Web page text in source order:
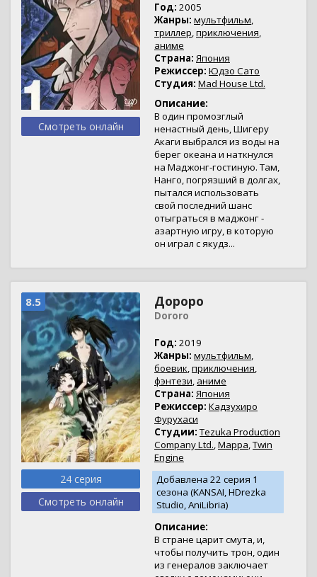
Смотреть онлайн
Год: 2005
Жанры: мультфильм,
триллер,приключения,
аниме
Страна: Япония
Режиссер: Юдзо Сато
Студия: Mad House Ltd.
Описание:
В один промозглый
ненастный день, Шигеру
Акаги выбрался из воды на
берег океана и наткнулся
на Маджонг-гостиную. Там,
Нанго, погрязший в долгах,
пытался использовать
свой последний шанс
отыграться в маджонг -
азартную игру, в которую
он играл с якудз...
8.5
24 серия
Смотреть онлайн
Дороро
Dororo
Год: 2019
Жанры: мультфильм,
боевик,приключения,
фэнтези, аниме
Страна: Япония
Режиссер: Кадзухиро
Фурухаси
Студии: Tezuka Production
Company Ltd.,Mappa,Twin
Engine
Добавлена 22 серия 1
сезона (KANSAI, HDrezka
Studio, AniLibria)
Описание:
В стране царит смута, и,
чтобы получить трон, один
из генералов заключает